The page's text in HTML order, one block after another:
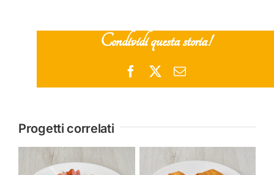
Condividi questa storia!
FacebookEmail
Progetti correlati